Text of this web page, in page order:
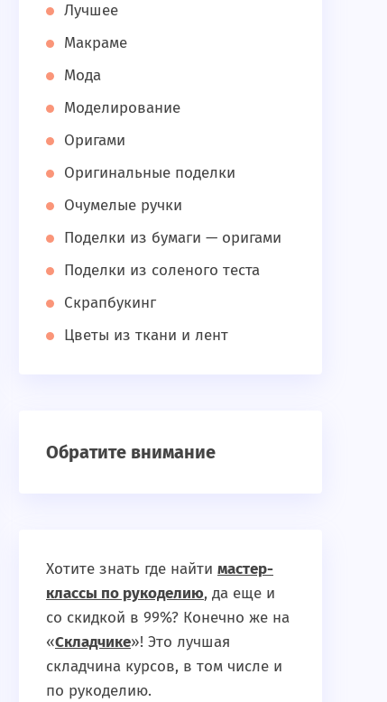
Лучшее
Макраме
Мода
Моделирование
Оригами
Оригинальные поделки
Очумелые ручки
Поделки из бумаги — оригами
Поделки из соленого теста
Скрапбукинг
Цветы из ткани и лент
Обратите внимание
Хотите знать где найти мастер-
классы по рукоделию, да еще и
со скидкой в 99%? Конечно же на
«Складчике»! Это лучшая
складчина курсов, в том числе и
по рукоделию.